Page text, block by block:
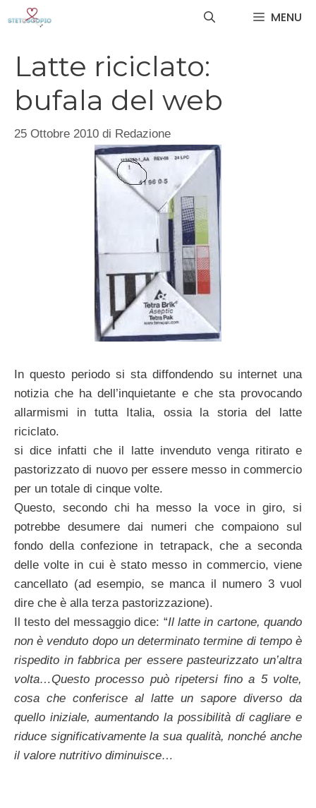
MENU
Latte riciclato:
bufala del web
25 Ottobre 2010 di Redazione
In questo periodo si sta diffondendo su internet una
notizia che ha dell’inquietante e che sta provocando
allarmismi in tutta Italia, ossia la storia del latte
riciclato.
si dice infatti che il latte invenduto venga ritirato e
pastorizzato di nuovo per essere messo in commercio
per un totale di cinque volte.
Questo, secondo chi ha messo la voce in giro, si
potrebbe desumere dai numeri che compaiono sul
fondo della confezione in tetrapack, che a seconda
delle volte in cui è stato messo in commercio, viene
cancellato (ad esempio, se manca il numero 3 vuol
dire che è alla terza pastorizzazione).
Il testo del messaggio dice: “Il latte in cartone, quando
non è venduto dopo un determinato termine di tempo è
rispedito in fabbrica per essere pasteurizzato un’altra
volta…Questo processo può ripetersi fino a 5 volte,
cosa che conferisce al latte un sapore diverso da
quello iniziale, aumentando la possibilità di cagliare e
riduce significativamente la sua qualità, nonché anche
il valore nutritivo diminuisce…